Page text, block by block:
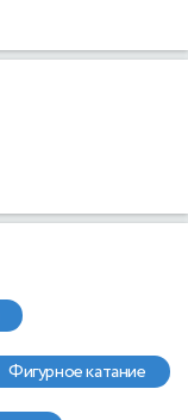
фигурное катание